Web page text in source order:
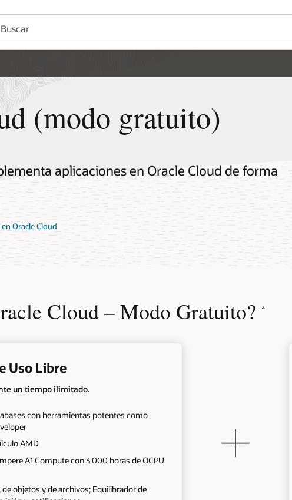
(modo gratuito)
aplicaciones en Oracle Cloud de forma
Oracle Cloud
Cloud – Modo Gratuito? *
Uso Libre
un tiempo ilimitado.
con herramientas potentes como
AMD
A1 Compute con 3 000 horas de OCPU
objetos y de archivos; Equilibrador de